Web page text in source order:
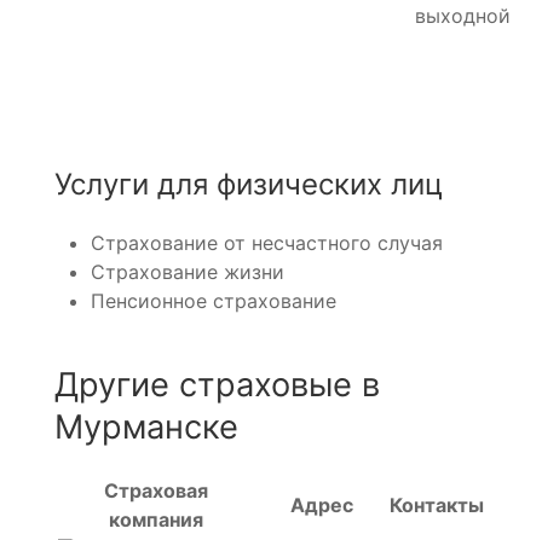
выходной
Услуги для физических лиц
Страхование от несчастного случая
Страхование жизни
Пенсионное страхование
Другие страховые в
Мурманске
Страховая
компания
Адрес Контакты